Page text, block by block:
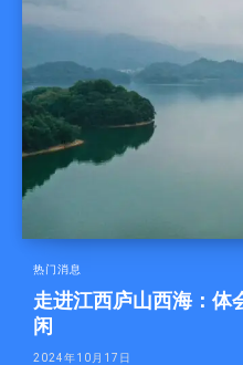
热门消息
走进江西庐山西海：体
闲
2024年10月17日